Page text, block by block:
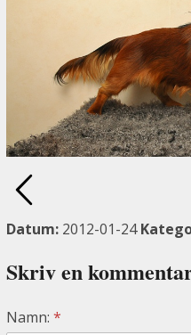
Datum:2012-01-24
Skriv en
Namn: *